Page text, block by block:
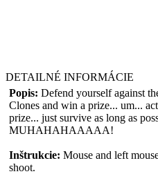
DETAILNÉ INFORMÁCIE
Popis: Defend yourself against
Clones and win a prize... um...
prize... just survive as long as
MUHAHAHAAAAA!
Inštrukcie: Mouse and left
shoot.